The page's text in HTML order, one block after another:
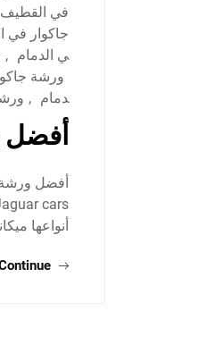
في القطيف
جاكوار في
ي الدمام ,
ورشة
دمام ,
أفضل
أنواعها